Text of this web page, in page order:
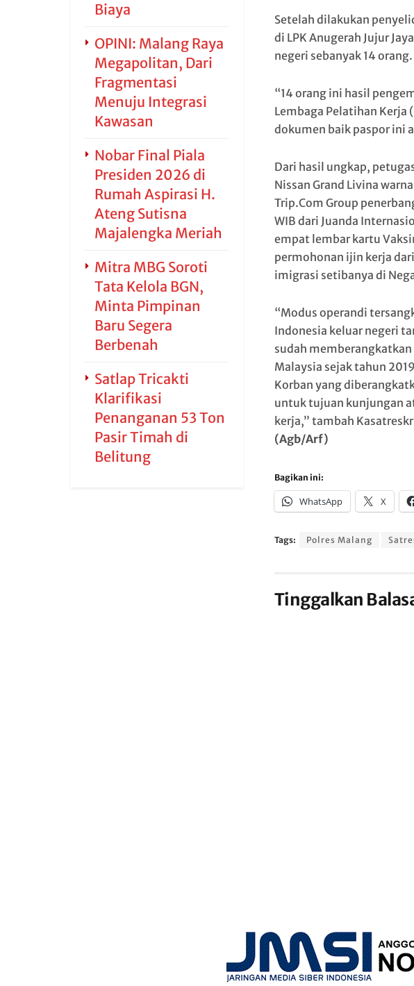
Setelah dilakukan
di LPK Anugerah Jujur
negeri sebanyak 14 orang.
“14 orang ini hasil
Lembaga Pelatihan Kerja
dokumen baik paspor ini
Dari hasil ungkap,
Nissan Grand Livina
Trip.Com Group
WIB dari Juanda
empat lembar kartu
permohonan ijin kerja
imigrasi setibanya di
“Modus operandi
Indonesia keluar negeri
sudah memberangkatkan
Malaysia sejak tahun
Korban yang
untuk tujuan kunjungan
kerja,” tambah
(Agb/Arf)
Bagikan ini:
WhatsApp X
Tags: Polres Malang
Tinggalkan
Biaya
OPINI: Malang Raya
Megapolitan, Dari
Fragmentasi
Menuju Integrasi
Kawasan
Nobar Final Piala
Presiden 2026 di
Rumah Aspirasi H.
Ateng Sutisna
Majalengka Meriah
Mitra MBG Soroti
Tata Kelola BGN,
Minta Pimpinan
Baru Segera
Berbenah
Satlap Tricakti
Klarifikasi
Penanganan 53 Ton
Pasir Timah di
Belitung